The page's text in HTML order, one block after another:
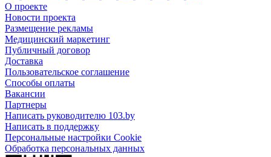
О проекте
Новости проекта
Размещение рекламы
Медицинский маркетинг
Публичный договор
Доставка
Пользовательское соглашение
Способы оплаты
Вакансии
Партнеры
Написать руководителю 103.by
Написать в поддержку
Персональные настройки Cookie
Обработка персональных данных